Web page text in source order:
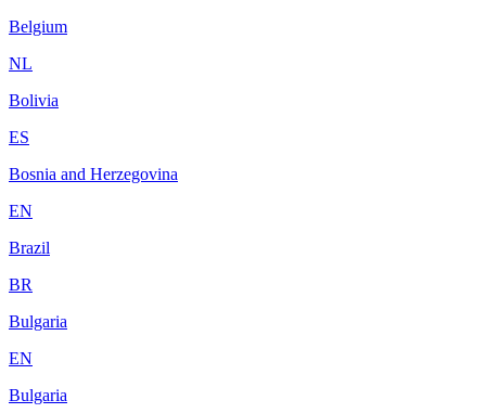
Belgium
NL
Bolivia
ES
Bosnia and Herzegovina
EN
Brazil
BR
Bulgaria
EN
Bulgaria